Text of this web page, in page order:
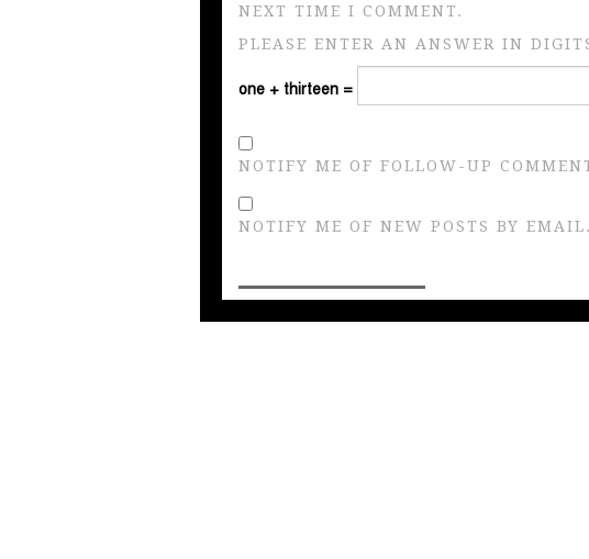
NEXT TIME I COMMENT.
PLEASE ENTER AN ANSWER IN
one + thirteen =
NOTIFY ME OF FOLLOW-UP
NOTIFY ME OF NEW POSTS BY EMAIL.